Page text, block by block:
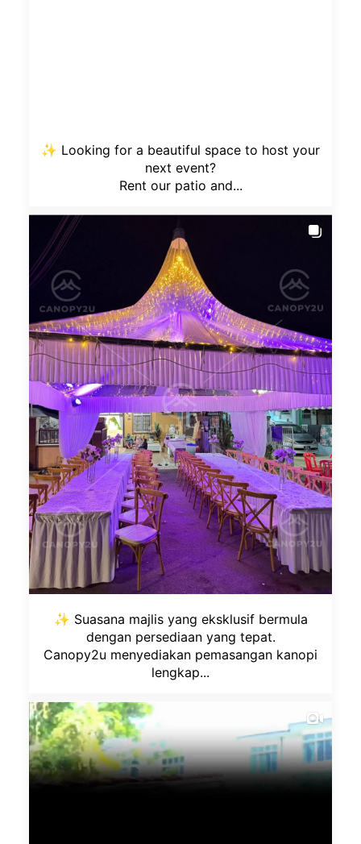
✨ Looking for a beautiful space to host your
next event?
Rent our patio and...
✨ Suasana majlis yang eksklusif bermula
dengan persediaan yang tepat.
Canopy2u menyediakan pemasangan kanopi
lengkap...